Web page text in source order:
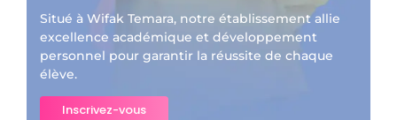
Situé à Wifak Temara, notre établissement allie
excellence académique et développement
personnel pour garantir la réussite de chaque
élève.
Inscrivez-vous